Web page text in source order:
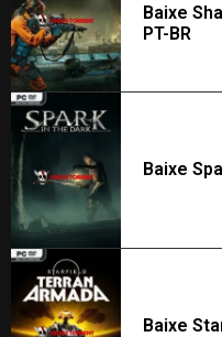
Baixe
PT-BR
Baixe
Baixe